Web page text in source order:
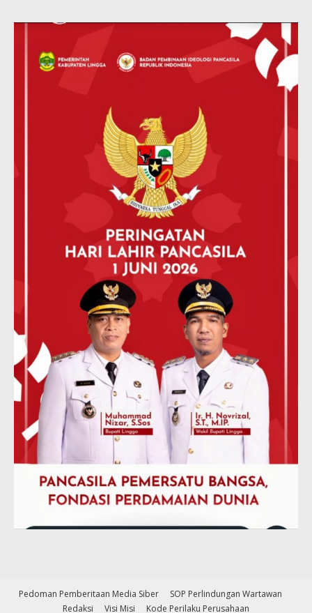
Pedoman Pemberitaan Media Siber
SOP Perlindungan Wartawan
Redaksi
Visi Misi Kode Perilaku Perusahaan